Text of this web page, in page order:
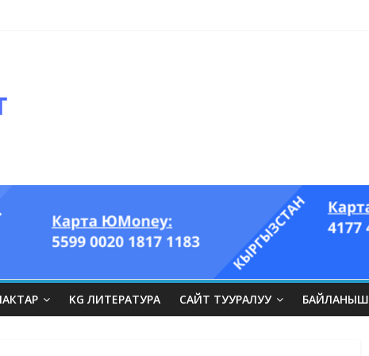
KG ЛИТЕРАТУРА САЙТ ТУУРАЛУУ БАЙЛАНЫШ